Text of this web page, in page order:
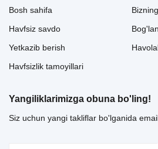
Bosh sahifa
Havfsiz savdo
Yetkazib berish
Havfsizlik tamoyillari
Yangiliklarimizga obuna bo'ling!
Siz uchun yangi takliflar bo'lganida